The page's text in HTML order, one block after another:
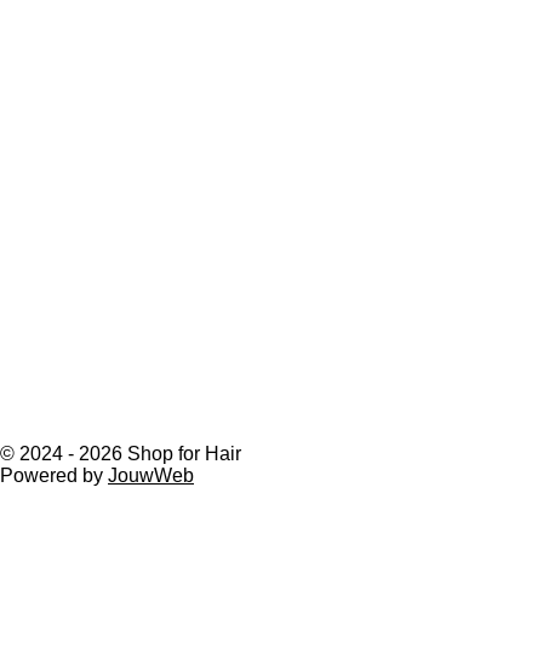
© 2024 - 2026 Shop for Hair
Powered by JouwWeb